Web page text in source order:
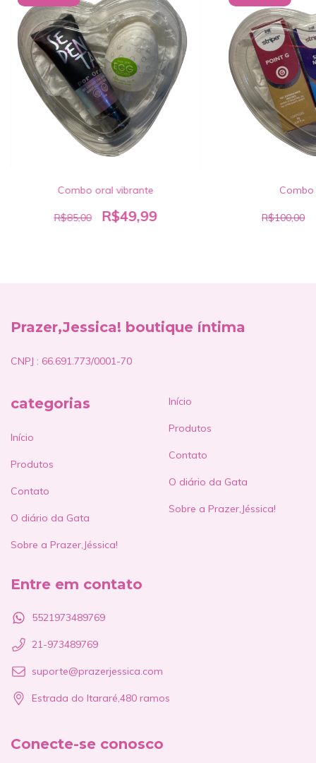
Combo oral vibrante
R$85,00 R$49,99
Combo
R$100,00
Prazer,Jessica! boutique íntima
CNPJ : 66.691.773/0001-70
categorias
Início
Produtos
Contato
O diário da Gata
Sobre a Prazer,Jéssica!
Início
Produtos
Contato
O diário da Gata
Sobre a Prazer,Jéssica!
Entre em contato
5521973489769
21-973489769
suporte@prazerjessica.com
Estrada do Itararé,480 ramos
Conecte-se conosco